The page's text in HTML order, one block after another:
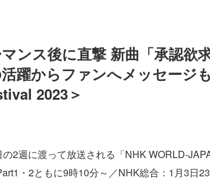
ンス後に直撃 新曲「承認欲
躍からファンへメッセージ
2023＞
2週に渡って放送される「NHK WORLD-
・2ともに9時10分～／NHK総合：1月3日